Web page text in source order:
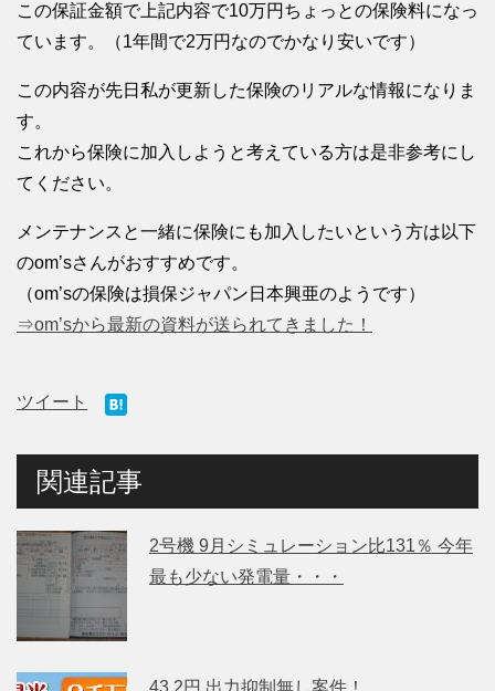
この保証金額で上記内容で10万円ちょっとの保険料になっ
ています。（1年間で2万円なのでかなり安いです）
この内容が先日私が更新した保険のリアルな情報になりま
す。
これから保険に加入しようと考えている方は是非参考にし
てください。
メンテナンスと一緒に保険にも加入したいという方は以下
のom’sさんがおすすめです。
（om’sの保険は損保ジャパン日本興亜のようです）
⇒om’sから最新の資料が送られてきました！
ツイート
関連記事
2号機 9月シミュレーション比131％ 今年
最も少ない発電量・・・